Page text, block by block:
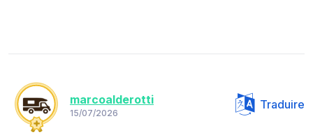
marcoalderotti
15/07/2026
Traduire